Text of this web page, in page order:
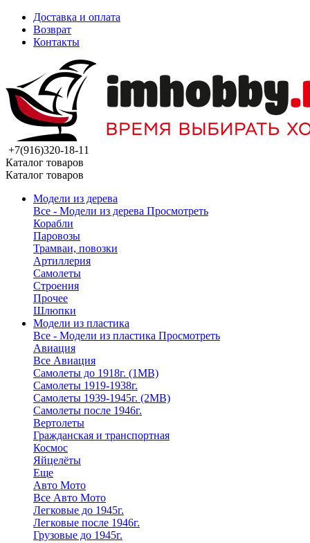
Доставка и оплата
Возврат
Контакты
+7(916)320-18-11
Каталог товаров
Каталог товаров
Модели из дерева
Все - Модели из дерева Просмотреть
Корабли
Паровозы
Трамваи, повозки
Артиллерия
Самолеты
Строения
Прочее
Шлюпки
Модели из пластика
Все - Модели из пластика Просмотреть
Авиация
Все Авиация
Самолеты до 1918г. (1МВ)
Самолеты 1919-1938г.
Самолеты 1939-1945г. (2МВ)
Самолеты после 1946г.
Вертолеты
Гражданская и транспортная
Космос
Яйцелёты
Еще
Авто Мото
Все Авто Мото
Легковые до 1945г.
Легковые после 1946г.
Грузовые до 1945г.